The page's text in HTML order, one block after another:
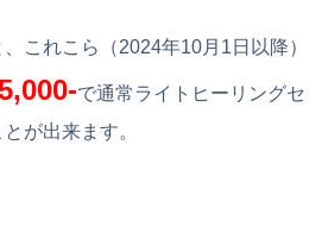
、これこら（2024年10月1日以降）
で通常ライトヒーリングセ
が出来ます。